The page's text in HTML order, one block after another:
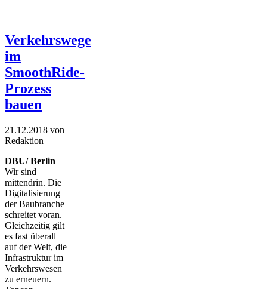
Verkehrswege
im
SmoothRide-
Prozess
bauen
21.12.2018 von
Redaktion
DBU/ Berlin –
Wir sind
mittendrin. Die
Digitalisierung
der Baubranche
schreitet voran.
Gleichzeitig gilt
es fast überall
auf der Welt, die
Infrastruktur im
Verkehrswesen
zu erneuern.